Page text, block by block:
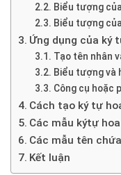
Biểu tượng
Biểu tượng
Ứng dụng của ký
Tạo tên nhân
Biểu tượng và
Công cụ hoặc
Cách tạo ký tự
Các mẫu kýtự
Các mẫu tên
Kết luận